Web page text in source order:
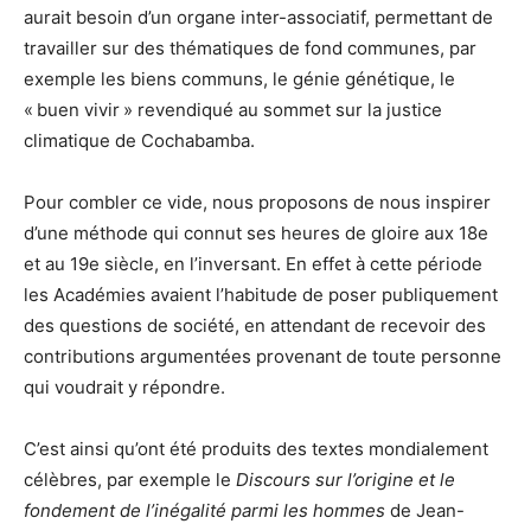
aurait besoin d’un organe inter-associatif, permettant de
travailler sur des thématiques de fond communes, par
exemple les biens communs, le génie génétique, le
« buen vivir » revendiqué au sommet sur la justice
climatique de Cochabamba.
Pour combler ce vide, nous proposons de nous inspirer
d’une méthode qui connut ses heures de gloire aux 18e
et au 19e siècle, en l’inversant. En effet à cette période
les Académies avaient l’habitude de poser publiquement
des questions de société, en attendant de recevoir des
contributions argumentées provenant de toute personne
qui voudrait y répondre.
C’est ainsi qu’ont été produits des textes mondialement
célèbres, par exemple le Discours sur l’origine et le
fondement de l’inégalité parmi les hommes de Jean-